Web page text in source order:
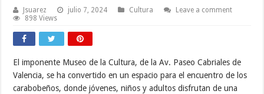
Jsuarez julio 7, 2024 Cultura
Leave a comment
898 Views
El imponente Museo de la Cultura, de la Av. Paseo Cabriales de
Valencia, se ha convertido en un espacio para el encuentro de los
carabobeños, donde jóvenes, niños y adultos disfrutan de una